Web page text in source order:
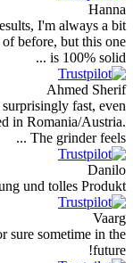
Hanna
I'm always a bit
before, but this one
is 100% solid ...
Ahmed Sherif
fast, even
in Romania/Austria.
The grinder feels ...
Danilo
und tolles Produkt
Vaarg
sure sometime in the
future!